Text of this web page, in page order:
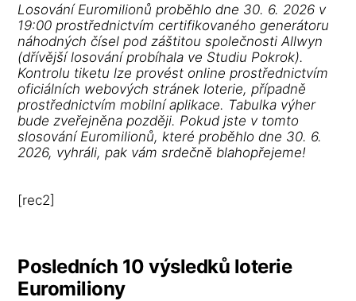
Losování Euromilionů proběhlo dne 30. 6. 2026 v
19:00 prostřednictvím certifikovaného generátoru
náhodných čísel pod záštitou společnosti Allwyn
(dřívější losování probíhala ve Studiu Pokrok).
Kontrolu tiketu lze provést online prostřednictvím
oficiálních webových stránek loterie, případně
prostřednictvím mobilní aplikace. Tabulka výher
bude zveřejněna později. Pokud jste v tomto
slosování Euromilionů, které proběhlo dne 30. 6.
2026, vyhráli, pak vám srdečně blahopřejeme!
[rec2]
Posledních 10 výsledků loterie
Euromiliony